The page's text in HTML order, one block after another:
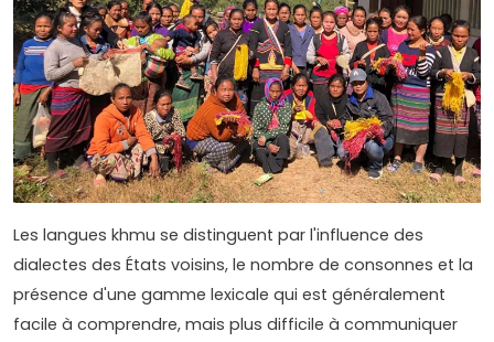
Les langues khmu se distinguent par l'influence des
dialectes des États voisins, le nombre de consonnes et la
présence d'une gamme lexicale qui est généralement
facile à comprendre, mais plus difficile à communiquer